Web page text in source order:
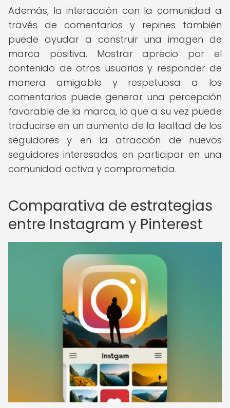
Además, la interacción con la comunidad a
través de comentarios y repines también
puede ayudar a construir una imagen de
marca positiva. Mostrar aprecio por el
contenido de otros usuarios y responder de
manera amigable y respetuosa a los
comentarios puede generar una percepción
favorable de la marca, lo que a su vez puede
traducirse en un aumento de la lealtad de los
seguidores y en la atracción de nuevos
seguidores interesados en participar en una
comunidad activa y comprometida.
Comparativa de estrategias
entre Instagram y Pinterest